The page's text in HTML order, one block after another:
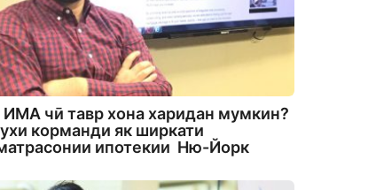
чӣ тавр хона харидан мумкин?
корманди як ширкати
ипотекии Ню-Йорк